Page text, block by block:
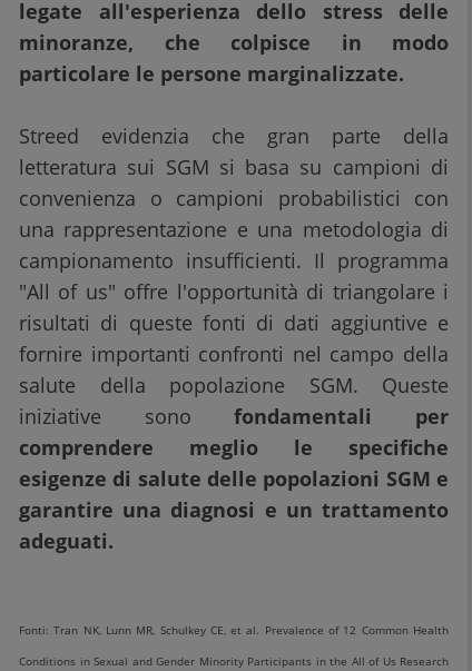
legate all'esperienza dello stress delle
minoranze, che colpisce in modo
particolare le persone marginalizzate.
Streed evidenzia che gran parte della
letteratura sui SGM si basa su campioni di
convenienza o campioni probabilistici con
una rappresentazione e una metodologia di
campionamento insufficienti. Il programma
"All of us" offre l'opportunità di triangolare i
risultati di queste fonti di dati aggiuntive e
fornire importanti confronti nel campo della
salute della popolazione SGM. Queste
iniziative sonofondamentali per
comprendere meglio le specifiche
esigenze di salute delle popolazioni SGM e
garantire una diagnosi e un trattamento
adeguati.
Fonti: Tran NK, Lunn MR, Schulkey CE, et al. Prevalence of 12 Common Health
Conditions in Sexual and Gender Minority Participants in the All of Us Research